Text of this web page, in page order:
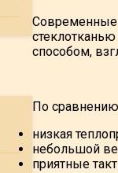
Современные
способом,
По сравнению
низкая
небольшой
приятные